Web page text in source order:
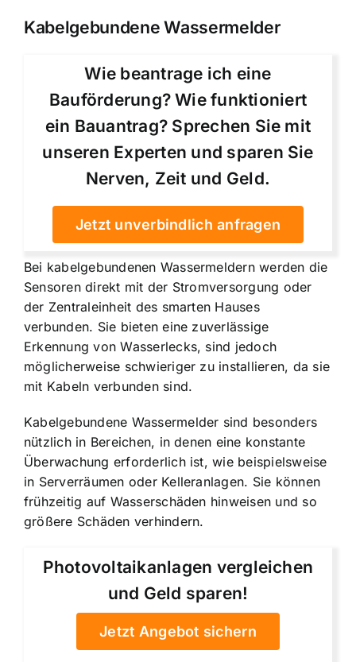
Kabelgebundene Wassermelder
Wie beantrage ich eine
Bauförderung? Wie funktioniert
ein Bauantrag? Sprechen Sie mit
unseren Experten und sparen Sie
Nerven, Zeit und Geld.
Jetzt unverbindlich anfragen
Bei kabelgebundenen Wassermeldern werden die
Sensoren direkt mit der Stromversorgung oder
der Zentraleinheit des smarten Hauses
verbunden. Sie bieten eine zuverlässige
Erkennung von Wasserlecks, sind jedoch
möglicherweise schwieriger zu installieren, da sie
mit Kabeln verbunden sind.
Kabelgebundene Wassermelder sind besonders
nützlich in Bereichen, in denen eine konstante
Überwachung erforderlich ist, wie beispielsweise
in Serverräumen oder Kelleranlagen. Sie können
frühzeitig auf Wasserschäden hinweisen und so
größere Schäden verhindern.
Photovoltaikanlagen vergleichen
und Geld sparen!
Jetzt Angebot sichern